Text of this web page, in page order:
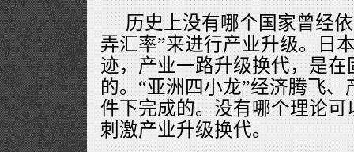
历史上没有哪个国家曾经
弄汇率”来进行产业升级。日
迹，产业一路升级换代，是
的。“亚洲四小龙”经济腾飞
件下完成的。没有哪个理论
刺激产业升级换代。